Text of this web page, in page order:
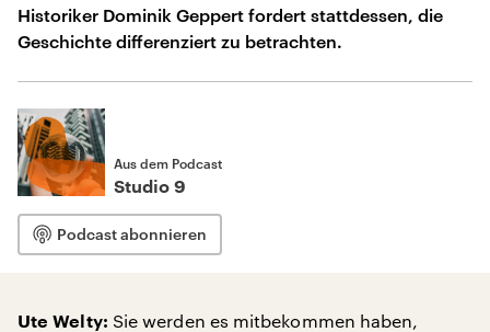
Historiker Dominik Geppert fordert stattdessen, die
Geschichte differenziert zu betrachten.
Aus dem Podcast
Studio 9
Podcast abonnieren
Ute Welty: Sie werden es mitbekommen haben,